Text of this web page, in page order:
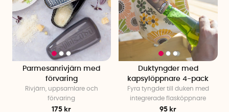
Parmesanrivjärn med
förvaring
Rivjärn, uppsamlare och
förvaring
175 kr
Duktyngder med
kapsylöppnare 4-pack
Fyra tyngder till duken med
integrerade flasköppnare
95 kr